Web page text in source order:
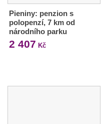
Pieniny: penzion s
polopenzí, 7 km od
národního parku
2 407 Kč